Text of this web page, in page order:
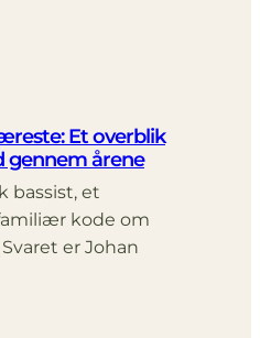
Et overblik
gennem årene
bassist, et
kode om
er Johan